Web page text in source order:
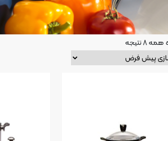
نتیجه